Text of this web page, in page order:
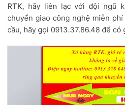
RTK, hãy liên lạc với đội ngũ
chuyển giao công nghệ miễn
cầu, hãy gọi 0913.37.86.48 để có